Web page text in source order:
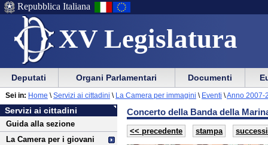
XV Legislatura
Menu
di
ausilio
alla
navigazione
Vai
Menu
di
navigazione
principale
Repubblica Italiana
Menu
di
navigazione
principale
Vai
menu
di
sezione
Deputati Organi Parlamentari Documenti
Servizi
ai
cittadini
Vai
al
contenuto
Servizi ai cittadini
Guida alla sezione
La Camera per i giovani
Sei in: Home \ Servizi ai cittadini \ La Camera per immagini \ Eventi \Anno 2007-
Concerto della Banda della
<< precedente stampa